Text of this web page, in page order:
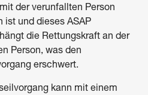
der verunfallten Person
ist und dieses ASAP
die Rettungskraft an der
Person, was den
erschwert.
kann mit einem